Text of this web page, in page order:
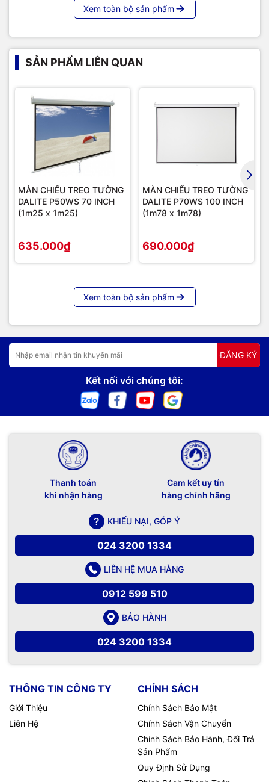
Xem toàn bộ sản phẩm
SẢN PHẨM LIÊN QUAN
MÀN CHIẾU TREO TƯỜNG
DALITE P50WS 70 INCH
(1m25 x 1m25)
635.000₫
MÀN CHIẾU TREO TƯỜNG
DALITE P70WS 100 INCH
(1m78 x 1m78)
690.000₫
Xem toàn bộ sản phẩm
ĐĂNG KÝ
Kết nối với chúng tôi:
Thanh toán
khi nhận hàng
Cam kết uy tín
hàng chính hãng
KHIẾU NẠI, GÓP Ý
024 3200 1334
LIÊN HỆ MUA HÀNG
0912 599 510
BẢO HÀNH
024 3200 1334
THÔNG TIN CÔNG TY
Giới Thiệu
Liên Hệ
CHÍNH SÁCH
Chính Sách Bảo Mật
Chính Sách Vận Chuyển
Chính Sách Bảo Hành, Đổi Trả
Sản Phẩm
Quy Định Sử Dụng